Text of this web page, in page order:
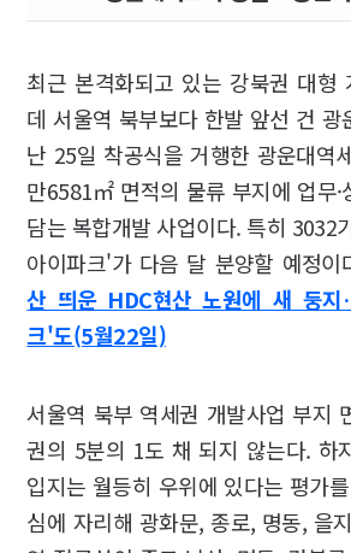
최근 본격화되고 있는 강북권 대형
데 서울역 북부보다 한발 앞선 건 광
난 25일 착공식을 거행한 광운대역
만6581㎡ 면적의 물류 부지에 업무·
담는 복합개발 사업이다. 특히 3032
아이파크'가 다음 달 분양할 예정이
산 띄운 HDC현산 노원에 새 둥
크'도(5월22일)
서울역 북부 역세권 개발사업 부지
권의 5분의 1도 채 되지 않는다. 하
입지는 월등히 우위에 있다는 평가
심에 자리해 광화문, 종로, 명동, 을